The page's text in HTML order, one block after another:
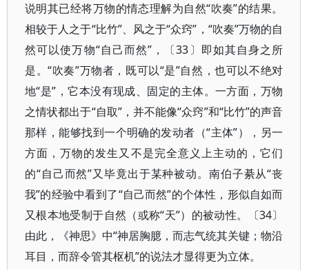
说明其已经将万物的情态理解为自然“吹奏”的结果。
相较于人之于“比竹”、风之于“众窍”，“吹奏”万物的自
然可以使万物“自己而然”，〔33〕即如其自身之所
是。“吹奏”万物者，既可以“是”自然，也可以不绝对
地“是”，它本没有现成、固定的主体。一方面，万物
之情状都出于“自取”，并不能像“众窍”和“比竹”的声音
那样，能够找到一个明确的发动者（“主体”），另一
方面，万物的发生又不是完全意义上主动的，它们
的“自己而然”又毕竟出于某种被动。南伯子綦从“丧
我”的经验中看到了“自己而然”的个体性，形似自如而
又根本地受制于自然（或称“天”）的被动性。〔34〕
由此，《神思》中“神居胸臆，而志气统其关键；物沿
耳目，而辞令管其枢机”的说法才显得更为立体。